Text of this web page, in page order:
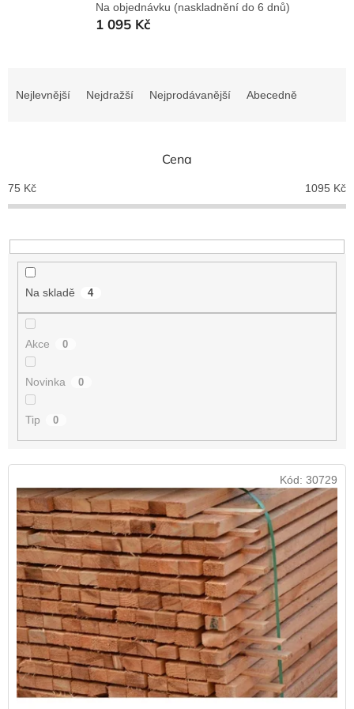
Na objednávku (naskladnění do 6 dnů)
1 095 Kč
p
r
o
u
Nejlevnější Nejdražší Nejprodávanější Abecedně
Cena
75 Kč 1095 Kč
Na skladě 4
Akce 0
Novinka 0
Tip 0
V
Kód: 30729